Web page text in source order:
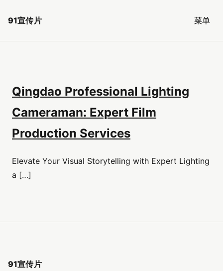
91宣传片 菜单
Qingdao Professional Lighting
Cameraman: Expert Film
Production Services
Elevate Your Visual Storytelling with Expert Lighting
a […]
91宣传片